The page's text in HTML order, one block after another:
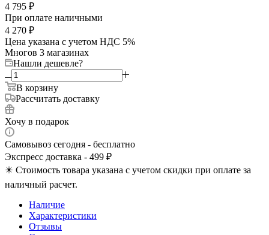
4 795 ₽
При оплате наличными
4 270 ₽
Цена указана с учетом НДС 5%
Многов 3 магазинах
Нашли дешевле?
В корзину
Рассчитать доставку
Хочу в подарок
Самовывоз сегодня - бесплатно
Экспресс доставка - 499 ₽
✴️ Стоимость товара указана с учетом скидки при оплате за
наличный расчет.
Наличие
Характеристики
Отзывы